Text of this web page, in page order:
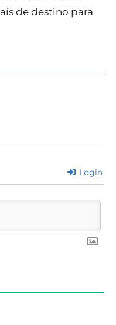
de destino para
Login